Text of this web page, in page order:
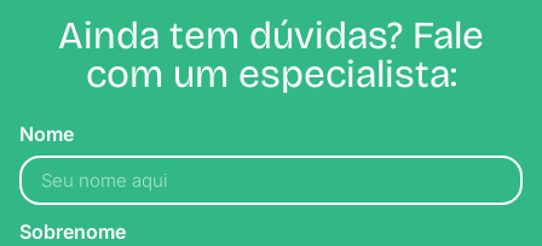
Ainda tem dúvidas? Fale
com um especialista:
Nome
Sobrenome